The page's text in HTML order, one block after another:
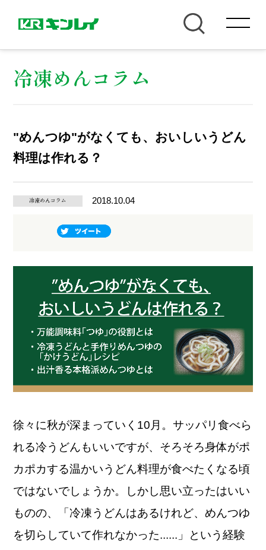
冷凍めんコラム
"めんつゆ"がなくても、おいしいうどん
料理は作れる？
冷凍めんコラム 2018.10.04
徐々に秋が深まっていく10月。サッパリ食べら
れる冷うどんもいいですが、そろそろ身体がポ
カポカする温かいうどん料理が食べたくなる頃
ではないでしょうか。しかし思い立ったはいい
ものの、「冷凍うどんはあるけれど、めんつゆ
を切らしていて作れなかった......」という経験